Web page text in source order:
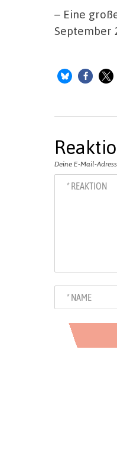
– Eine
September
Deine E-Mail-